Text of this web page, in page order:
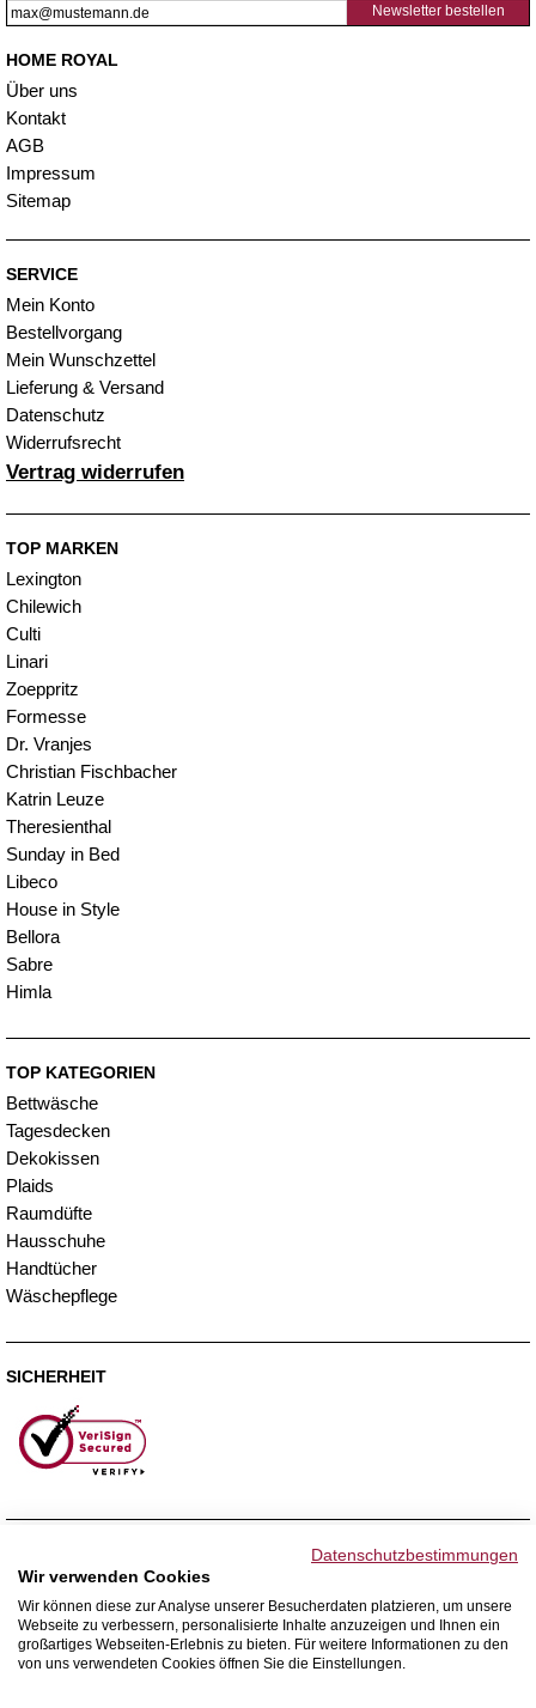
Newsletter bestellen
HOME ROYAL
Über uns
Kontakt
AGB
Impressum
Sitemap
SERVICE
Mein Konto
Bestellvorgang
Mein Wunschzettel
Lieferung & Versand
Datenschutz
Widerrufsrecht
Vertrag widerrufen
TOP MARKEN
Lexington
Chilewich
Culti
Linari
Zoeppritz
Formesse
Dr. Vranjes
Christian Fischbacher
Katrin Leuze
Theresienthal
Sunday in Bed
Libeco
House in Style
Bellora
Sabre
Himla
TOP KATEGORIEN
Bettwäsche
Tagesdecken
Dekokissen
Plaids
Raumdüfte
Hausschuhe
Handtücher
Wäschepflege
SICHERHEIT
WIR VERSENDEN MIT
Datenschutzbestimmungen
Wir verwenden Cookies
Wir können diese zur Analyse unserer Besucherdaten platzieren, um unsere
Webseite zu verbessern, personalisierte Inhalte anzuzeigen und Ihnen ein
großartiges Webseiten-Erlebnis zu bieten. Für weitere Informationen zu den
von uns verwendeten Cookies öffnen Sie die Einstellungen.